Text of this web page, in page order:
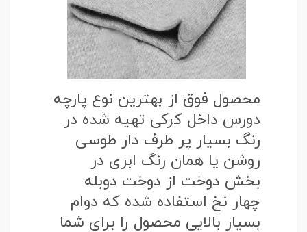
محصول فوق از بهترین نوع پارچه
دورس داخل کرکی تهیه شده در
رنگ بسیار پر طرف دار طوسی
روشن یا همان رنگ ابری در
بخش دوخت از دوخت دوبله
چهار نخ استفاده شده که دوام
بسیار بالایی محصول را برای شما